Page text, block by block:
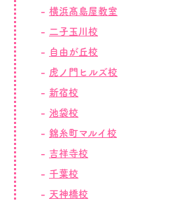
横浜髙島屋教室
二子玉川校
自由が丘校
虎ノ門ヒルズ校
新宿校
池袋校
錦糸町マルイ校
吉祥寺校
千葉校
天神橋校